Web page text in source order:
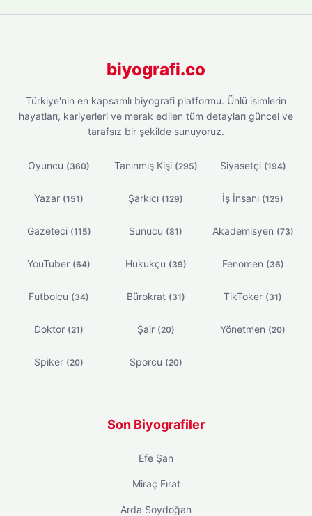
biyografi.co
Türkiye'nin en kapsamlı biyografi platformu. Ünlü isimlerin
hayatları, kariyerleri ve merak edilen tüm detayları güncel ve
tarafsız bir şekilde sunuyoruz.
Oyuncu (360) Tanınmış Kişi (295) Siyasetçi (194)
Yazar (151) Şarkıcı (129) İş İnsanı (125)
Gazeteci (115) Sunucu (81) Akademisyen (73)
YouTuber (64) Hukukçu (39) Fenomen (36)
Futbolcu (34) Bürokrat (31) TikToker (31)
Doktor (21) Şair (20) Yönetmen (20)
Spiker (20) Sporcu (20)
Son Biyografiler
Efe Şan
Miraç Fırat
Arda Soydoğan